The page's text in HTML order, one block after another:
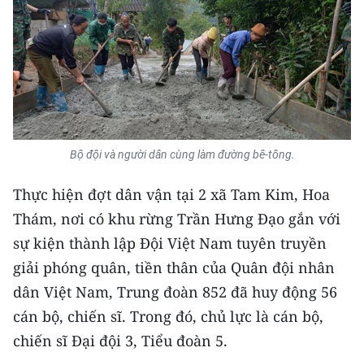
Media Thể thao
Media Giáo dục
Media Y tế
Media Khoa học - Công nghệ
Ảnh
Infographic
TIN MỚI
TIN ĐỊA PHƯƠNG
Bộ đội và người dân cùng làm đường bê-tông.
Thực hiện đợt dân vận tại 2 xã Tam Kim, Hoa
Thám, nơi có khu rừng Trần Hưng Đạo gắn với
sự kiện thành lập Đội Việt Nam tuyên truyền
giải phóng quân, tiền thân của Quân đội nhân
dân Việt Nam, Trung đoàn 852 đã huy động 56
cán bộ, chiến sĩ. Trong đó, chủ lực là cán bộ,
chiến sĩ Đại đội 3, Tiểu đoàn 5.